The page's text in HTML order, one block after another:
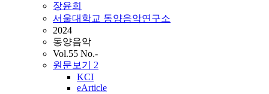
장윤희
서울대학교 동양음악연구소
2024
동양음악
Vol.55 No.-
원문보기 2
KCI
eArticle